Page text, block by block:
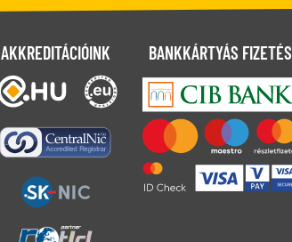
AKKREDITÁCIÓINK BANKKÁRTYÁS FIZETÉS